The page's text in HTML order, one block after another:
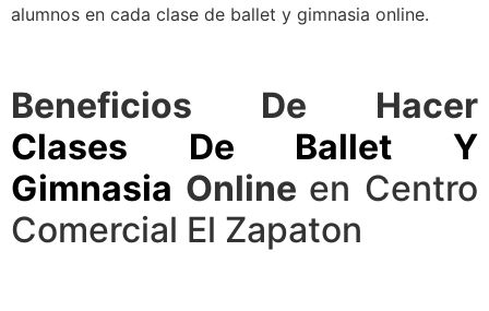
alumnos en cada clase de ballet y gimnasia online.
Beneficios De Hacer
Clases De Ballet Y
Gimnasia Online en Centro
Comercial El Zapaton